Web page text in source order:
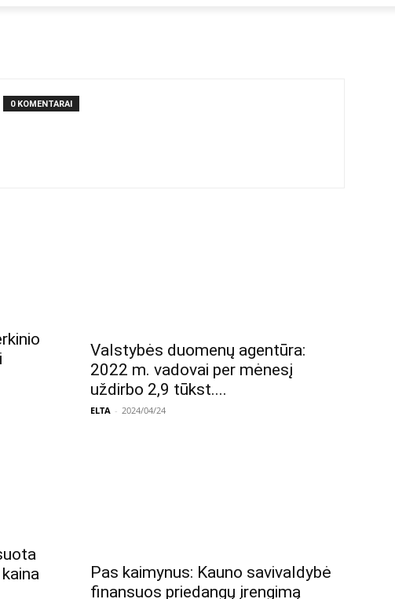
0 KOMENTARAI
Valstybės duomenų agentūra:
2022 m. vadovai per mėnesį
uždirbo 2,9 tūkst....
ELTA - 2024/04/24
Pas kaimynus: Kauno savivaldybė
finansuos priedangų įrengimą